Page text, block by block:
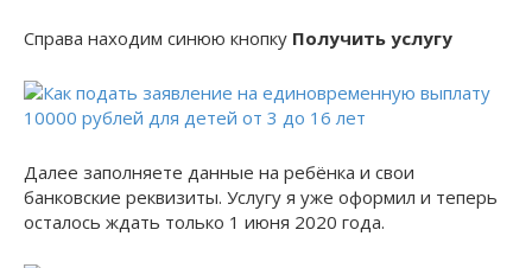
Справа находим синюю кнопку Получить услугу
Далее заполняете данные на ребёнка и свои
банковские реквизиты. Услугу я уже оформил и теперь
осталось ждать только 1 июня 2020 года.